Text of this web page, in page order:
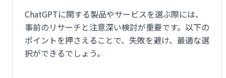
ChatGPTに関する製品やサービスを選ぶ際には、
事前のリサーチと注意深い検討が重要です。以下の
ポイントを押さえることで、失敗を避け、最適な選
択ができるでしょう。